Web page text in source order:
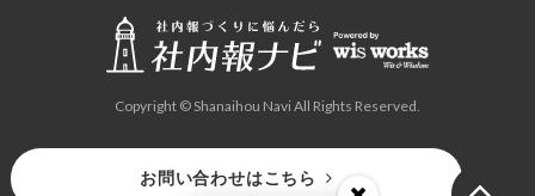
Copyright © Shanaihou Navi All Rights Reserved.
お問い合わせはこちら